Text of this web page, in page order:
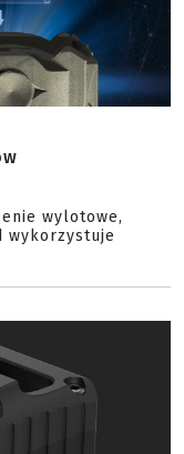
wylotowe,
wykorzystuje